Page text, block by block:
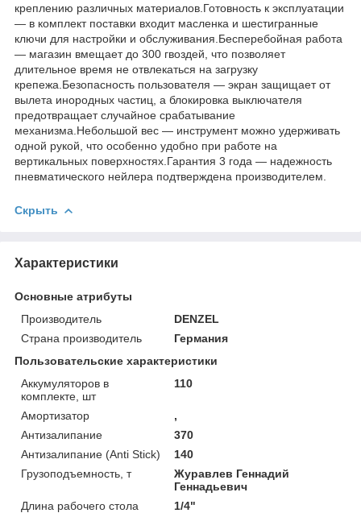
креплению различных материалов.Готовность к эксплуатации
— в комплект поставки входит масленка и шестигранные
ключи для настройки и обслуживания.Бесперебойная работа
— магазин вмещает до 300 гвоздей, что позволяет
длительное время не отвлекаться на загрузку
крепежа.Безопасность пользователя — экран защищает от
вылета инородных частиц, а блокировка выключателя
предотвращает случайное срабатывание
механизма.Небольшой вес — инструмент можно удерживать
одной рукой, что особенно удобно при работе на
вертикальных поверхностях.Гарантия 3 года — надежность
пневматического нейлера подтверждена производителем.
Скрыть
Характеристики
Основные атрибуты
Производитель
DENZEL
Страна производитель
Германия
Пользовательские характеристики
Аккумуляторов в
комплекте, шт
110
Амортизатор
,
Антизалипание
370
Антизалипание (Anti Stick)
140
Грузоподъемность, т
Журавлев Геннадий
Геннадьевич
Длина рабочего стола
1/4"